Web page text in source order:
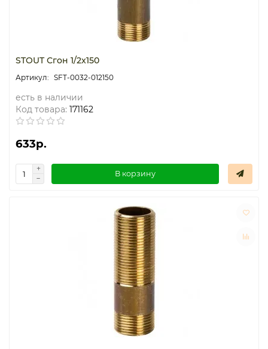
STOUT Сгон 1/2x150
SFT-0032-012150
есть в наличии
Код товара: 171162
633р.
В корзину